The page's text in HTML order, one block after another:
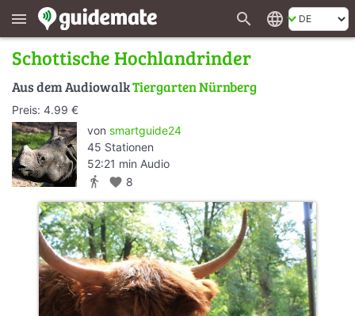
menu search language
Schottische Hochlandrinder
Aus dem AudiowalkTiergarten Nürnberg
Preis: 4.99 €
von smartguide24
45 Stationen
52:21 min Audio
directions_walk favorite 8